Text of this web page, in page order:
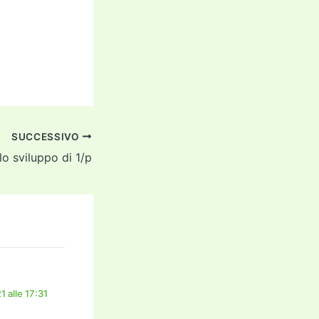
SUCCESSIVO
sviluppo di 1/p
alle 17:31